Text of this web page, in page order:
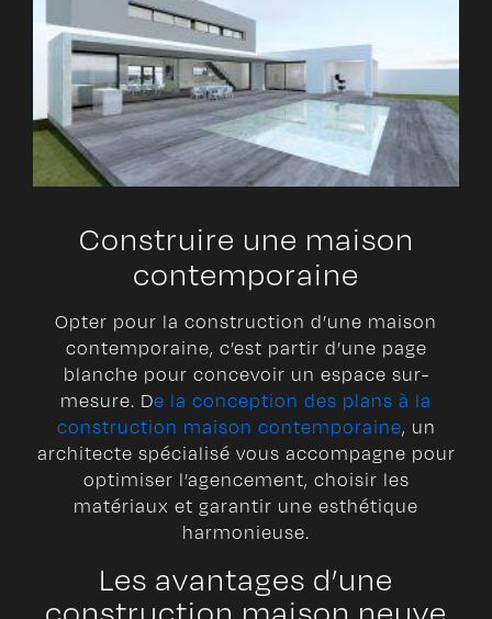
Construire une maison
contemporaine
Opter pour la construction d’une maison
contemporaine, c’est partir d’une page
blanche pour concevoir un espace sur-
mesure. De la conception des plans à la
construction maison contemporaine, un
architecte spécialisé vous accompagne pour
optimiser l’agencement, choisir les
matériaux et garantir une esthétique
harmonieuse.
Les avantages d’une